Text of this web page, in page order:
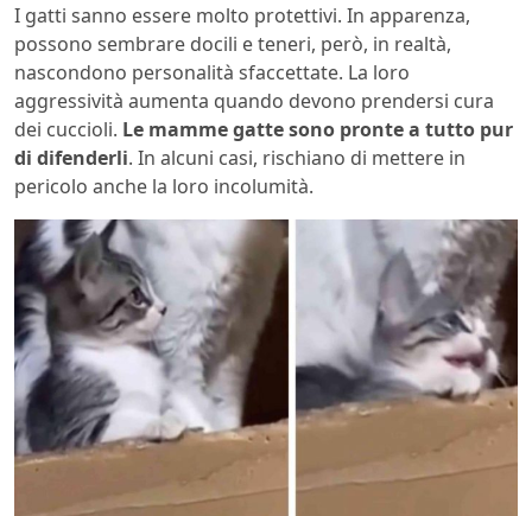
I gatti sanno essere molto protettivi. In apparenza,
possono sembrare docili e teneri, però, in realtà,
nascondono personalità sfaccettate. La loro
aggressività aumenta quando devono prendersi cura
dei cuccioli. Le mamme gatte sono pronte a tutto pur
di difenderli. In alcuni casi, rischiano di mettere in
pericolo anche la loro incolumità.